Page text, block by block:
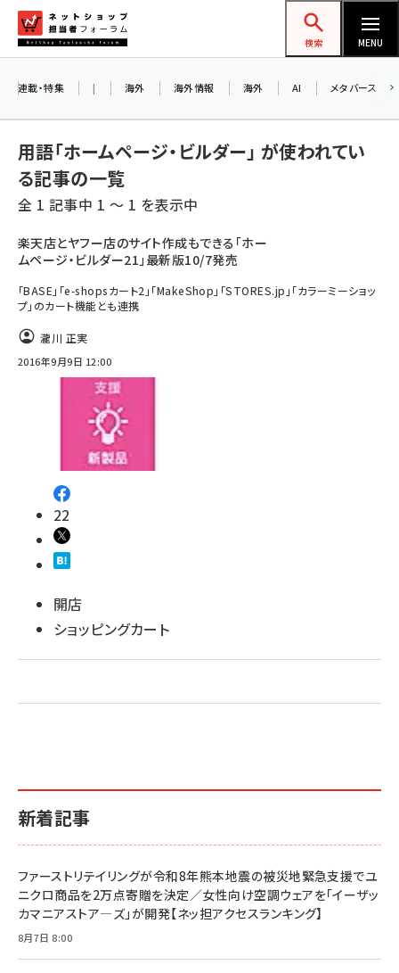
ン
ネットショップ担当者フォーラム
検索 MENU
amazon (2259)
yahoo (1908)
楽天 (1876)
ecbeing (1211)
アスクル (1122)
base (1083)
ビィ・フォアード (781)
revico (744)
連載・特集 | 海外 海外情報 海外 AI メタバース
用語「ホームページ・ビルダー」 が使われてい
る記事の一覧
全 1 記事中 1 ～ 1 を表示中
楽天店とヤフー店のサイト作成もできる「ホー
ムページ・ビルダー21」最新版10/7発売
「BASE」「e-shopsカート2」「MakeShop」「STORES.jp」「カラーミーショッ
プ」のカート機能とも連携
瀧川 正実
2016年9月9日 12:00
22
開店
ショッピングカート
新着記事
ファーストリテイリングが令和8年熊本地震の被災地緊急支援でユ
ニクロ商品を2万点寄贈を決定／女性向け空調ウェアを「イーザッ
カマニアストア―ズ」が開発【ネッ担アクセスランキング】
8月7日 8:00